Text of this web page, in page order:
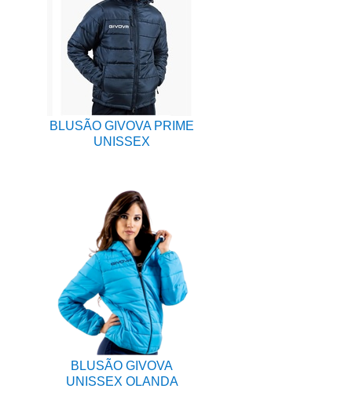
BLUSÃO GIVOVA PRIME
UNISSEX
BLUSÃO GIVOVA
UNISSEX OLANDA